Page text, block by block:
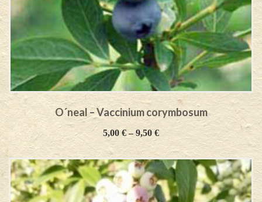
O´neal – Vaccinium corymbosum
5,00€–9,50€